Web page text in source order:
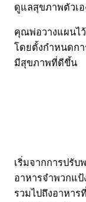
ดูแลสุขภาพตัวเ
คุณพ่อวางแผนไ
โดยตั้งกำหนดกา
มีสุขภาพที่ดีขึ้น
เริ่มจากการปรั
อาหารจำพวกแ
รวมไปถึงอาหา